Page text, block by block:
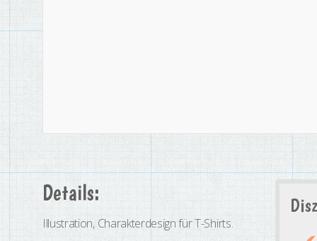
Details:
Illustration, Charakterdesign für T-Shirts.